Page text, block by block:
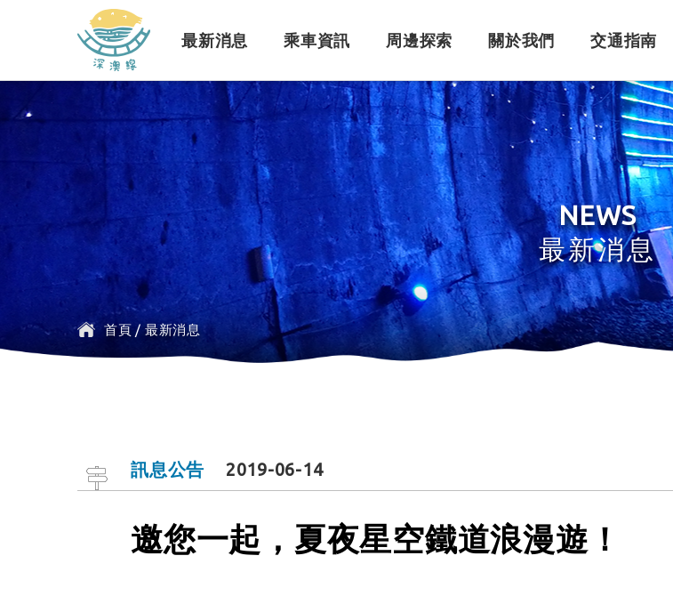
最新消息
訊息公告
乘車資訊
行車路線 票價時刻 購票須知 訂票系統
周邊探索
景點介紹 探索行程介紹
關於我們
緣起簡介 設施介紹 角色介紹 車體設計
交通指南
公車 自行開車
一般問題 訂票問題 訂單問題 搭乘問題
NEWS
最新消息
首頁 /最新消息
訊息公告 2019-06-14
邀您一起，夏夜星空鐵道浪漫遊！